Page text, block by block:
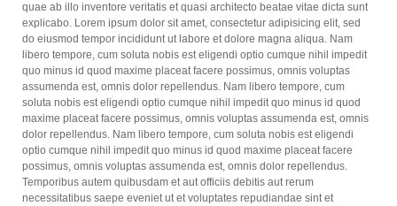
quae ab illo inventore veritatis et quasi architecto beatae vitae dicta sunt
explicabo. Lorem ipsum dolor sit amet, consectetur adipisicing elit, sed
do eiusmod tempor incididunt ut labore et dolore magna aliqua. Nam
libero tempore, cum soluta nobis est eligendi optio cumque nihil impedit
quo minus id quod maxime placeat facere possimus, omnis voluptas
assumenda est, omnis dolor repellendus. Nam libero tempore, cum
soluta nobis est eligendi optio cumque nihil impedit quo minus id quod
maxime placeat facere possimus, omnis voluptas assumenda est, omnis
dolor repellendus. Nam libero tempore, cum soluta nobis est eligendi
optio cumque nihil impedit quo minus id quod maxime placeat facere
possimus, omnis voluptas assumenda est, omnis dolor repellendus.
Temporibus autem quibusdam et aut officiis debitis aut rerum
necessitatibus saepe eveniet ut et voluptates repudiandae sint et